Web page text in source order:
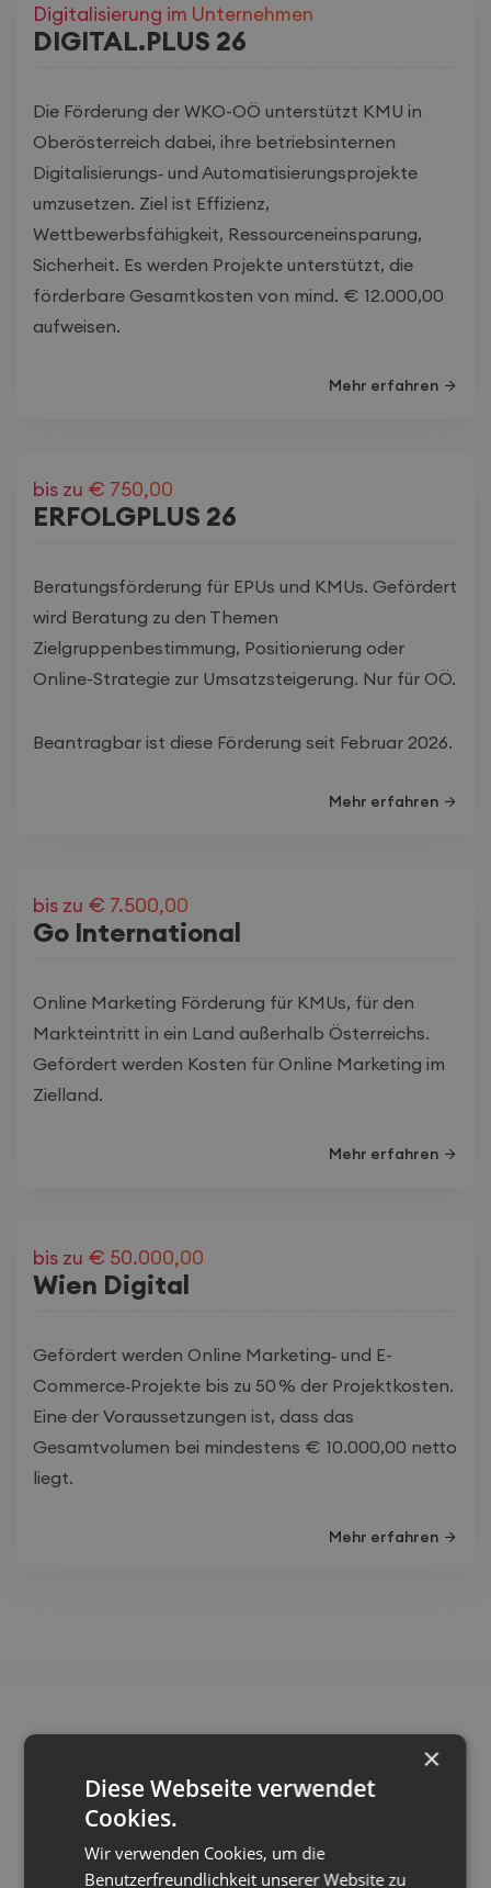
Digitalisierung im Unternehmen
DIGITAL.PLUS 26
Die Förderung der WKO-OÖ unterstützt KMU in
Oberösterreich dabei, ihre betriebsinternen
Digitalisierungs‑ und Automatisierungsprojekte
umzusetzen. Ziel ist Effizienz,
Wettbewerbsfähigkeit, Ressourceneinsparung,
Sicherheit. Es werden Projekte unterstützt, die
förderbare Gesamtkosten von mind. € 12.000,00
aufweisen.
Mehr erfahren
bis zu € 750,00
ERFOLGPLUS 26
Beratungsförderung für EPUs und KMUs. Gefördert
wird Beratung zu den Themen
Zielgruppenbestimmung, Positionierung oder
Online-Strategie zur Umsatzsteigerung. Nur für OÖ.
Beantragbar ist diese Förderung seit Februar 2026.
Mehr erfahren
bis zu € 7.500,00
Go International
Online Marketing Förderung für KMUs, für den
Markteintritt in ein Land außerhalb Österreichs.
Gefördert werden Kosten für Online Marketing im
Zielland.
Mehr erfahren
bis zu € 50.000,00
Wien Digital
Gefördert werden Online Marketing‑ und E-
Commerce‑Projekte bis zu 50 % der Projektkosten.
Eine der Voraussetzungen ist, dass das
Gesamtvolumen bei mindestens € 10.000,00 netto
liegt.
Mehr erfahren
zertifizierte E-Commerce und Social
Media-Experten
nein, wir helfen dir auch bei der Auswahl, der
×
Diese Webseite verwendet
Cookies.
Wir verwenden Cookies, um die
Benutzerfreundlichkeit unserer Website zu